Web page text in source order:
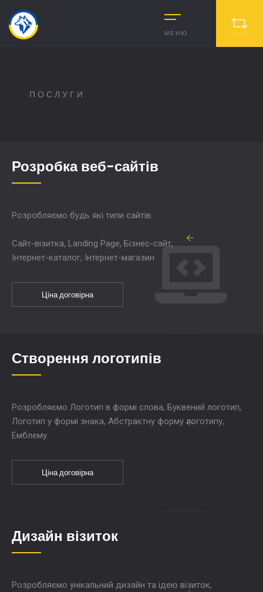
МЕНЮ
ПОСЛУГИ
Розробка веб-сайтів
Розробляємо будь які типи сайтів:
Сайт-візитка, Landing Page, Бізнес-сайт,
Інтернет-каталог, Інтернет-магазин
Ціна договірна
Створення логотипів
Розробляємо Логотип в формі слова, Буквений логотип,
Логотип у формі знака, Абстрактну форму логотипу,
Емблему.
Ціна договірна
Дизайн візиток
Розробляємо унікальний дизайн та ідею візиток,